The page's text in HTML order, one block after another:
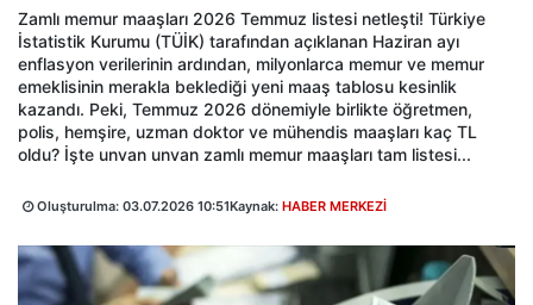
Zamlı memur maaşları 2026 Temmuz listesi netleşti! Türkiye
İstatistik Kurumu (TÜİK) tarafından açıklanan Haziran ayı
enflasyon verilerinin ardından, milyonlarca memur ve memur
emeklisinin merakla beklediği yeni maaş tablosu kesinlik
kazandı. Peki, Temmuz 2026 dönemiyle birlikte öğretmen,
polis, hemşire, uzman doktor ve mühendis maaşları kaç TL
oldu? İşte unvan unvan zamlı memur maaşları tam listesi...
Oluşturulma: 03.07.2026 10:51Kaynak: HABER MERKEZİ